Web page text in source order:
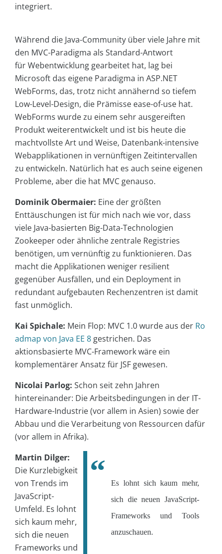
integriert.
Während die Java-Community über viele Jahre mit
den MVC-Paradigma als Standard-Antwort
für Webentwicklung gearbeitet hat, lag bei
Microsoft das eigene Paradigma in ASP.NET
WebForms, das, trotz nicht annähernd so tiefem
Low-Level-Design, die Prämisse ease-of-use hat.
WebForms wurde zu einem sehr ausgereiften
Produkt weiterentwickelt und ist bis heute die
machtvollste Art und Weise, Datenbank-intensive
Webapplikationen in vernünftigen Zeitintervallen
zu entwickeln. Natürlich hat es auch seine eigenen
Probleme, aber die hat MVC genauso.
Dominik Obermaier: Eine der größten
Enttäuschungen ist für mich nach wie vor, dass
viele Java-basierten Big-Data-Technologien
Zookeeper oder ähnliche zentrale Registries
benötigen, um vernünftig zu funktionieren. Das
macht die Applikationen weniger resilient
gegenüber Ausfällen, und ein Deployment in
redundant aufgebauten Rechenzentren ist damit
fast unmöglich.
Kai Spichale: Mein Flop: MVC 1.0 wurde aus der Ro
admap von Java EE 8 gestrichen. Das
aktionsbasierte MVC-Framework wäre ein
komplementärer Ansatz für JSF gewesen.
Nicolai Parlog: Schon seit zehn Jahren
hintereinander: Die Arbeitsbedingungen in der IT-
Hardware-Industrie (vor allem in Asien) sowie der
Abbau und die Verarbeitung von Ressourcen dafür
(vor allem in Afrika).
Es lohnt sich kaum mehr,
sich die neuen JavaScript-
Frameworks und Tools
anzuschauen.
Martin Dilger:
Die Kurzlebigkeit
von Trends im
JavaScript-
Umfeld. Es lohnt
sich kaum mehr,
sich die neuen
Frameworks und